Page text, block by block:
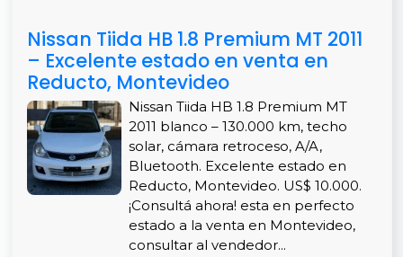
Nissan Tiida HB 1.8 Premium MT 2011
– Excelente estado en venta en
Reducto, Montevideo
Nissan Tiida HB 1.8 Premium MT
2011 blanco – 130.000 km, techo
solar, cámara retroceso, A/A,
Bluetooth. Excelente estado en
Reducto, Montevideo. US$ 10.000.
¡Consultá ahora! esta en perfecto
estado a la venta en Montevideo,
consultar al vendedor...